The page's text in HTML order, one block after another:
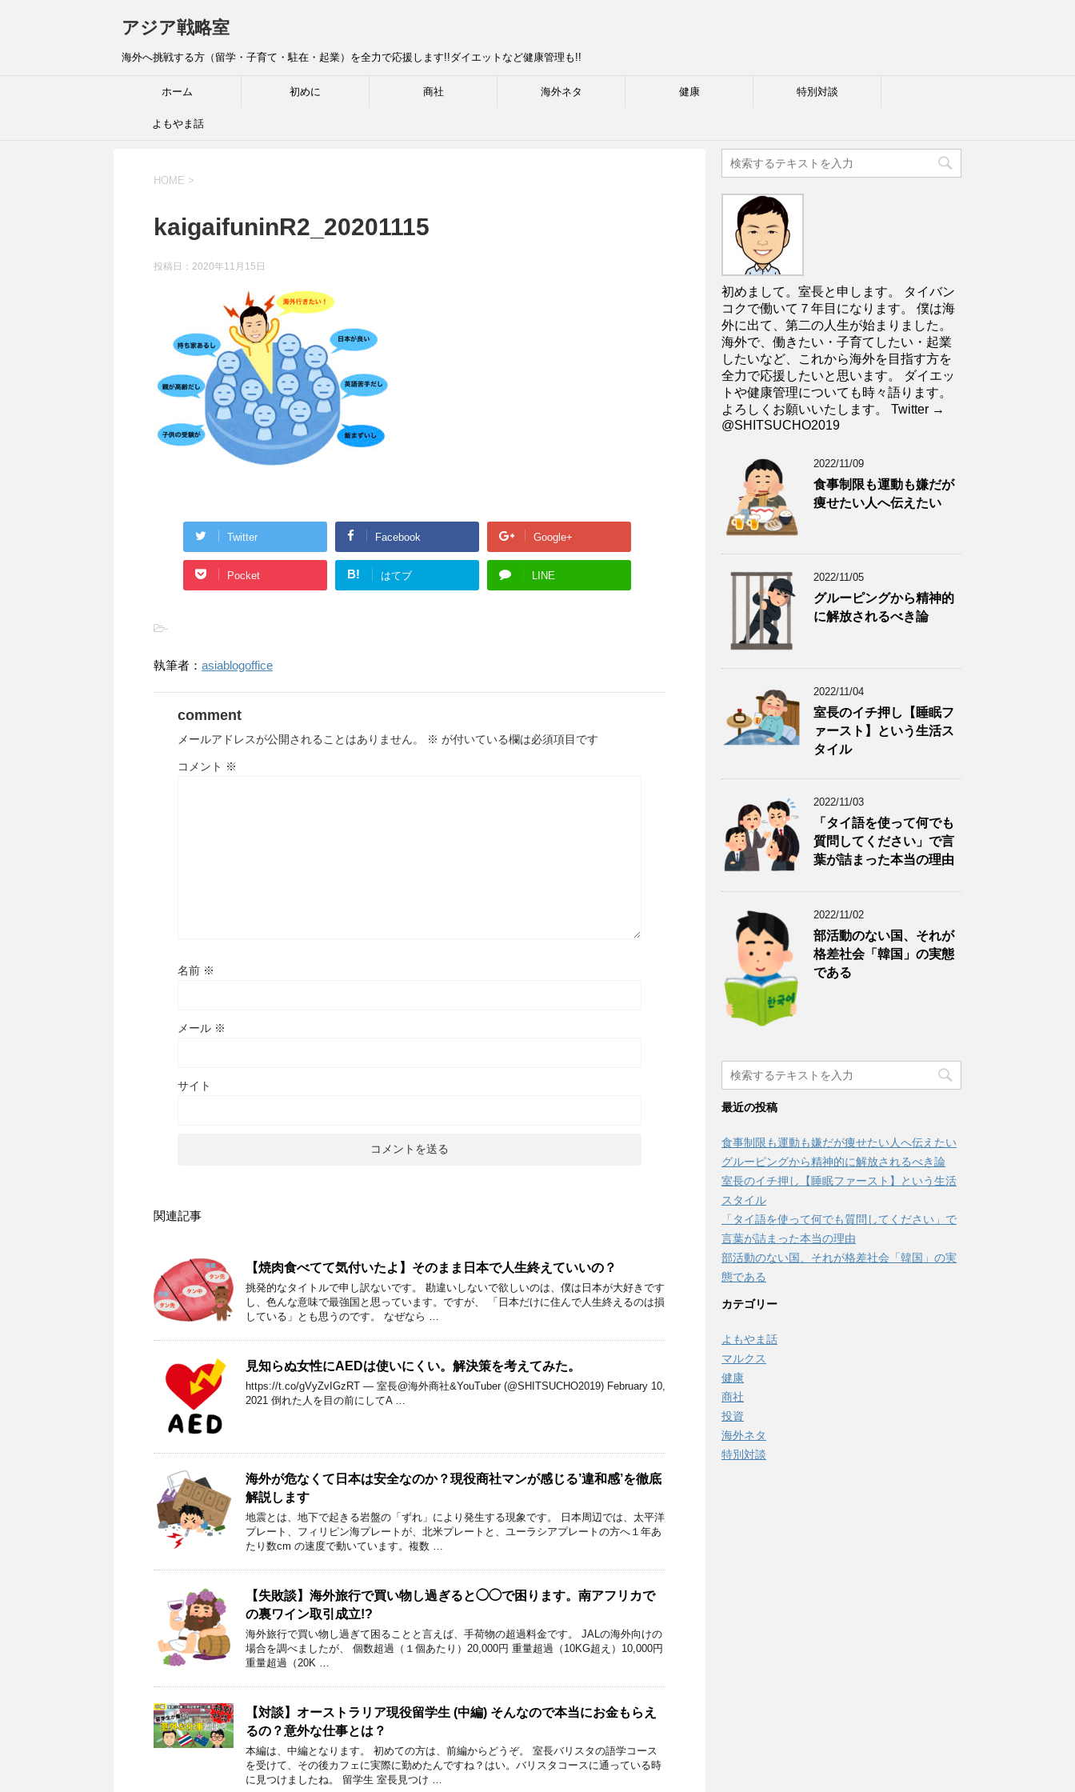
アジア戦略室
海外へ挑戦する方（留学・子育て・駐在・起業）を全力で応援します!!ダイエットなど健康管理も!!
ホーム 初めに 商社 海外ネタ 健康 特別対談
よもやま話
HOME >
kaigaifuninR2_20201115
投稿日： 2020年11月15日
Twitter Facebook Google+
Pocket B! はてブ LINE
-
執筆者： asiablogoffice
comment
メールアドレスが公開されることはありません。 ※ が付いている欄は必須項目です
コメント ※
名前 ※
メール ※
サイト
関連記事
【焼肉食べてて気付いたよ】そのまま日本で人生終えていいの？
挑発的なタイトルで申し訳ないです。 勘違いしないで欲しいのは、僕は日本が大好きです
し、色んな意味で最強国と思っています。ですが、 「日本だけに住んで人生終えるのは損
している」とも思うのです。 なぜなら …
見知らぬ女性にAEDは使いにくい。解決策を考えてみた。
https://t.co/gVyZvIGzRT — 室長@海外商社&YouTuber (@SHITSUCHO2019) February 10,
2021 倒れた人を目の前にしてA …
海外が危なくて日本は安全なのか？現役商社マンが感じる’違和感’を徹底
解説します
地震とは、地下で起きる岩盤の「ずれ」により発生する現象です。 日本周辺では、太平洋
プレート、フィリピン海プレートが、北米プレートと、ユーラシアプレートの方へ１年あ
たり数cm の速度で動いています。複数 …
【失敗談】海外旅行で買い物し過ぎると◯◯で困ります。南アフリカで
の裏ワイン取引成立!?
海外旅行で買い物し過ぎて困ることと言えば、手荷物の超過料金です。 JALの海外向けの
場合を調べましたが、 個数超過（１個あたり）20,000円 重量超過（10KG超え）10,000円
重量超過（20K …
【対談】オーストラリア現役留学生 (中編) そんなので本当にお金もらえ
るの？意外な仕事とは？
本編は、中編となります。 初めての方は、前編からどうぞ。 室長バリスタの語学コース
を受けて、その後カフェに実際に勤めたんですね？はい。バリスタコースに通っている時
に見つけましたね。 留学生 室長見つけ …
初めまして。室長と申します。 タイバン
コクで働いて７年目になります。 僕は海
外に出て、第二の人生が始まりました。
海外で、働きたい・子育てしたい・起業
したいなど、これから海外を目指す方を
全力で応援したいと思います。 ダイエッ
トや健康管理についても時々語ります。
よろしくお願いいたします。 Twitter →
@SHITSUCHO2019
2022/11/09
食事制限も運動も嫌だが
痩せたい人へ伝えたい
2022/11/05
グルーピングから精神的
に解放されるべき論
2022/11/04
室長のイチ押し【睡眠フ
ァースト】という生活ス
タイル
2022/11/03
「タイ語を使って何でも
質問してください」で言
葉が詰まった本当の理由
2022/11/02
部活動のない国、それが
格差社会「韓国」の実態
である
最近の投稿
食事制限も運動も嫌だが痩せたい人へ伝えたい
グルーピングから精神的に解放されるべき論
室長のイチ押し【睡眠ファースト】という生活
スタイル
「タイ語を使って何でも質問してください」で
言葉が詰まった本当の理由
部活動のない国、それが格差社会「韓国」の実
態である
カテゴリー
よもやま話
マルクス
健康
商社
投資
海外ネタ
特別対談